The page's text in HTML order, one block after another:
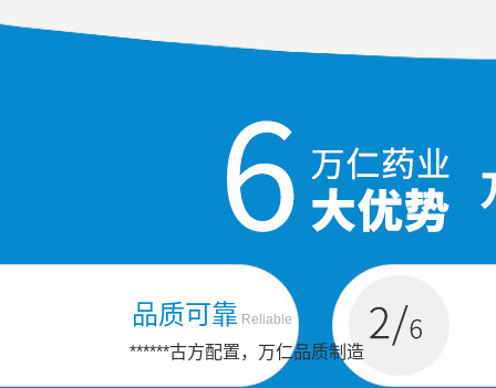
品质可靠 Reliable
******古方配置，万仁品质制造